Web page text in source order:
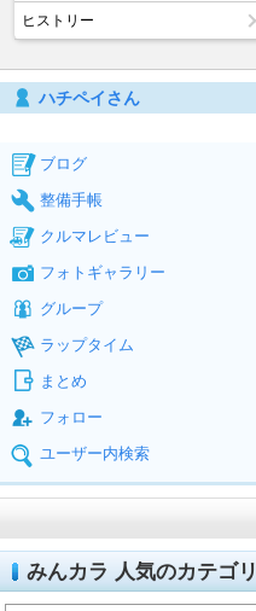
ヒストリー
ハチペイさん
ブログ
整備手帳
クルマレビュー
フォトギャラリー
グループ
ラップタイム
まとめ
フォロー
ユーザー内検索
みんカラ 人気のカテゴリ